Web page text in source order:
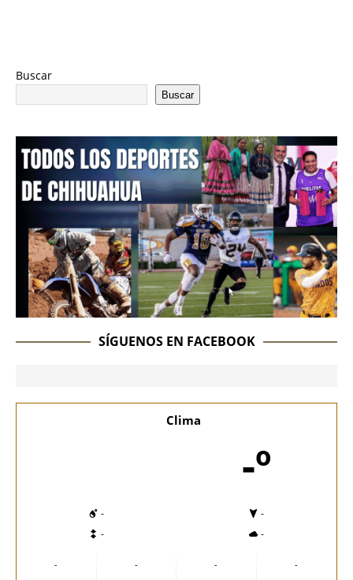
Buscar
Buscar
SÍGUENOS EN FACEBOOK
Clima
-º
-
-
-
-
-
-
-
-